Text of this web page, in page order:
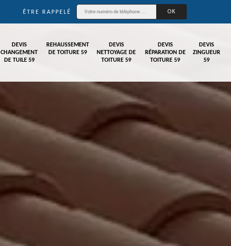
ÊTRE RAPPELÉ
DEVIS
CHANGEMENT
DE TUILE 59
REHAUSSEMENT
DE TOITURE 59
DEVIS
NETTOYAGE DE
TOITURE 59
DEVIS
RÉPARATION DE
TOITURE 59
DEVIS
ZINGUEUR
59